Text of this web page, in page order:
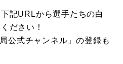
記URLから選手たちの白
ださい！
公式チャンネル」の登録も